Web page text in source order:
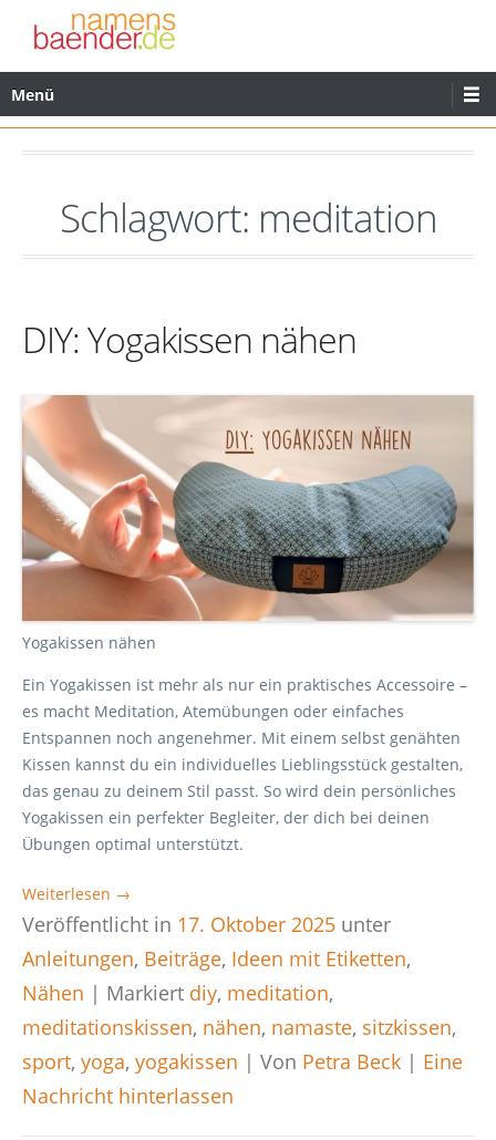
Inhalt
wechseln
Primäres
Menü
Menü
Schlagwort: meditation
DIY: Yogakissen nähen
Yogakissen nähen
Ein Yogakissen ist mehr als nur ein praktisches Accessoire –
es macht Meditation, Atemübungen oder einfaches
Entspannen noch angenehmer. Mit einem selbst genähten
Kissen kannst du ein individuelles Lieblingsstück gestalten,
das genau zu deinem Stil passt. So wird dein persönliches
Yogakissen ein perfekter Begleiter, der dich bei deinen
Übungen optimal unterstützt.
Weiterlesen →
Veröffentlicht in 17. Oktober 2025 unter
Anleitungen, Beiträge, Ideen mit Etiketten,
Nähen | Markiert diy, meditation,
meditationskissen, nähen, namaste, sitzkissen,
sport, yoga, yogakissen | Von Petra Beck | Eine
Nachricht hinterlassen